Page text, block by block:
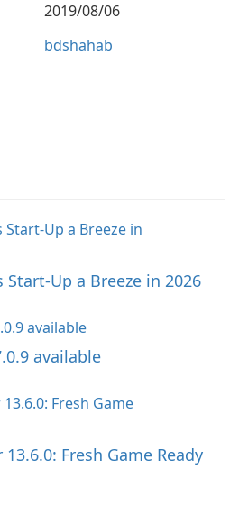
2019/08/06
bdshahab
Start-Up a Breeze in 2026
available
Fresh Game Ready